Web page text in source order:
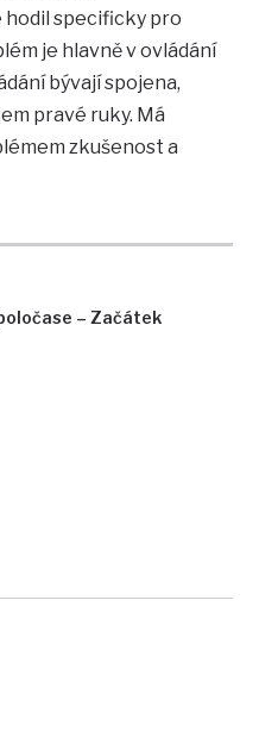
– Začátek
hodil specificky pro
je hlavně v ovládání
bývají spojena,
pravé ruky. Má
zkušenost a